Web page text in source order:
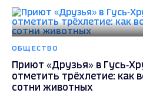
ОБЩЕСТВО
Приют «Друзья» в
отметить трёхлетие: как
сотни животных